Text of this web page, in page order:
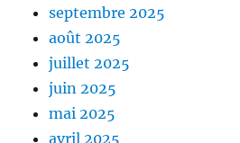
septembre 2025
août 2025
juillet 2025
juin 2025
mai 2025
avril 2025